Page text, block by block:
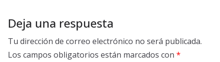
Deja una respuesta
Tu dirección de correo electrónico no será publicada.
Los campos obligatorios están marcados con *